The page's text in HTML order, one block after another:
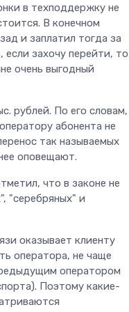
в техподдержку не
В конечном
и заплатил тогда за
если захочу перейти, то
очень выгодный
рублей. По его словам,
абонента не
так называемых
оповещают.
что в законе не
"серебряных" и
оказывает клиенту
оператора, не чаще
оператором
Поэтому какие-